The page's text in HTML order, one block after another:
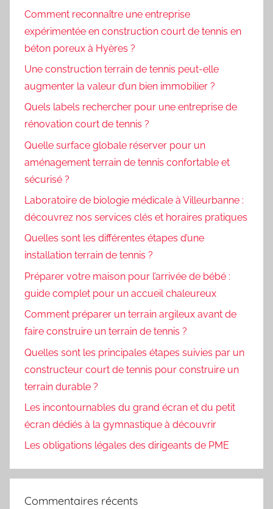
Comment reconnaître une entreprise
expérimentée en construction court de tennis en
béton poreux à Hyères ?
Une construction terrain de tennis peut-elle
augmenter la valeur d’un bien immobilier ?
Quels labels rechercher pour une entreprise de
rénovation court de tennis ?
Quelle surface globale réserver pour un
aménagement terrain de tennis confortable et
sécurisé ?
Laboratoire de biologie médicale à Villeurbanne :
découvrez nos services clés et horaires pratiques
Quelles sont les différentes étapes d’une
installation terrain de tennis ?
Préparer votre maison pour l’arrivée de bébé :
guide complet pour un accueil chaleureux
Comment préparer un terrain argileux avant de
faire construire un terrain de tennis ?
Quelles sont les principales étapes suivies par un
constructeur court de tennis pour construire un
terrain durable ?
Les incontournables du grand écran et du petit
écran dédiés à la gymnastique à découvrir
Les obligations légales des dirigeants de PME
Commentaires récents